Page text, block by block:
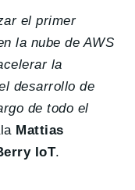
el primer
la nube de AWS
la
desarrollo de
de todo el
Mattias
IoT.